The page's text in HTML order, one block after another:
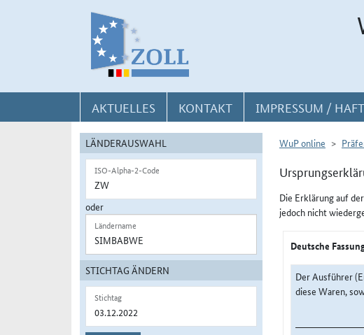
AKTUELLES KONTAKT IMPRESSUM /
LÄNDERAUSWAHL
ISO-Alpha-2-Code
oder
Ländername
STICHTAG ÄNDERN
Stichtag
WuP online
Die Erklärung auf
jedoch nicht
Deutsche
Der Ausführer
diese Waren,